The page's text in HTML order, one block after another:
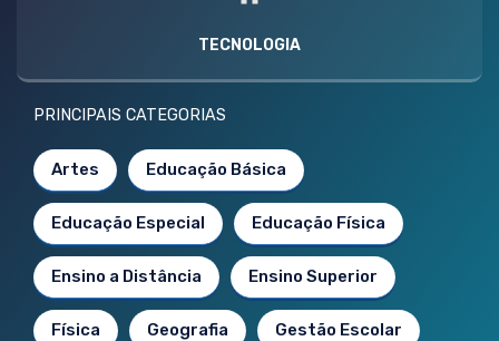
TECNOLOGIA
PRINCIPAIS CATEGORIAS
Artes Educação Básica
Educação Especial Educação Física
Ensino a Distância Ensino Superior
Física Geografia Gestão Escolar